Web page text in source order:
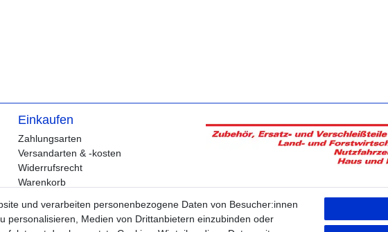
Einkaufen
Zahlungsarten
Versandarten & -kosten
Widerrufsrecht
Warenkorb
Hilfe
und verarbeiten personenbezogene Daten von Besucher:innen
personalisieren, Medien von Drittanbietern einzubinden oder